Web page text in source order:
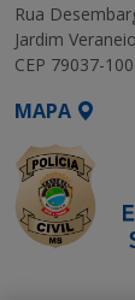
Rua
Jardim
CEP 79037-100
MAPA